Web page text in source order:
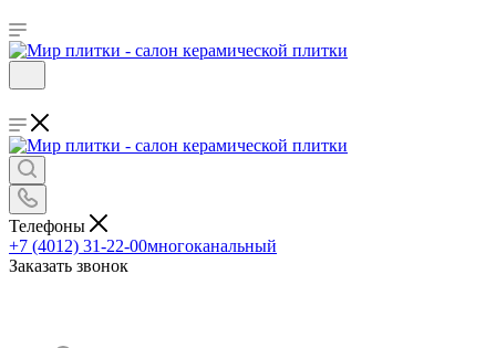
Телефоны
+7 (4012) 31-22-00многоканальный
Заказать звонок